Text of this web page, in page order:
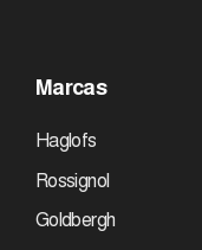
Marcas
Haglofs
Rossignol
Goldbergh